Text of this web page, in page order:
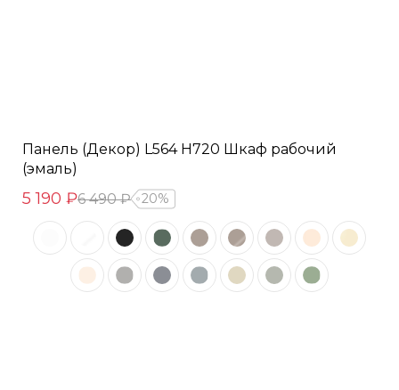
Панель (Декор) L564 H720 Шкаф рабочий
(эмаль)
5 190 ₽6 490 ₽ 20%